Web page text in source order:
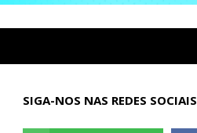
SIGA-NOS NAS REDES SOCIAIS